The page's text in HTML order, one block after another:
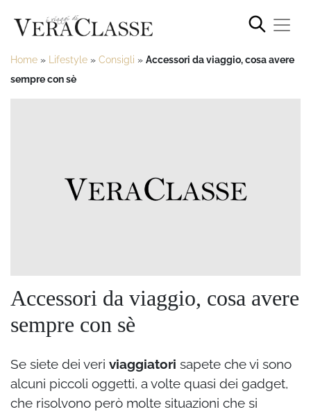
Home » Lifestyle » Consigli » Accessori da viaggio, cosa avere
sempre con sè
Accessori da viaggio, cosa avere
sempre con sè
Se siete dei veri viaggiatori sapete che vi sono
alcuni piccoli oggetti, a volte quasi dei gadget,
che risolvono però molte situazioni che si